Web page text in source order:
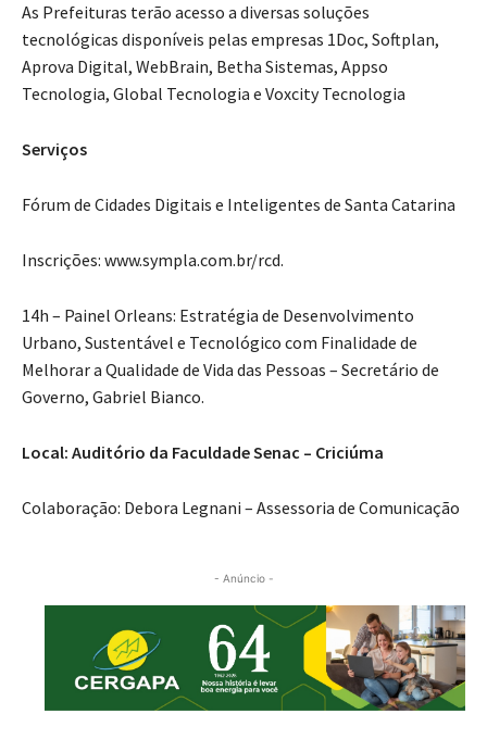
As Prefeituras terão acesso a diversas soluções
tecnológicas disponíveis pelas empresas 1Doc, Softplan,
Aprova Digital, WebBrain, Betha Sistemas, Appso
Tecnologia, Global Tecnologia e Voxcity Tecnologia
Serviços
Fórum de Cidades Digitais e Inteligentes de Santa Catarina
Inscrições: www.sympla.com.br/rcd.
14h – Painel Orleans: Estratégia de Desenvolvimento
Urbano, Sustentável e Tecnológico com Finalidade de
Melhorar a Qualidade de Vida das Pessoas – Secretário de
Governo, Gabriel Bianco.
Local: Auditório da Faculdade Senac – Criciúma
Colaboração: Debora Legnani – Assessoria de Comunicação
- Anúncio -